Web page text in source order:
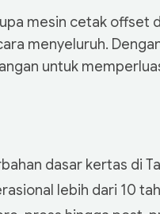
mesin cetak offset
menyeluruh.
untuk
dasar kertas di
lebih dari 10